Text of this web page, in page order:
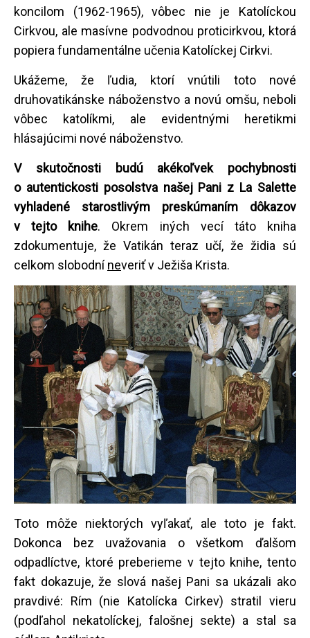
koncilom (1962-1965), vôbec nie je Katolíckou
Cirkvou, ale masívne podvodnou proticirkvou, ktorá
popiera fundamentálne učenia Katolíckej Cirkvi.
Ukážeme, že ľudia, ktorí vnútili toto nové
druhovatikánske náboženstvo a novú omšu, neboli
vôbec katolíkmi, ale evidentnými heretikmi
hlásajúcimi nové náboženstvo.
V skutočnosti budú akékoľvek pochybnosti
o autentickosti posolstva našej Pani z La Salette
vyhladené starostlivým preskúmaním dôkazov
v tejto knihe. Okrem iných vecí táto kniha
zdokumentuje, že Vatikán teraz učí, že židia sú
celkom slobodníneveriť v Ježiša Krista.
Toto môže niektorých vyľakať, ale toto je fakt.
Dokonca bez uvažovania o všetkom ďalšom
odpadlíctve, ktoré preberieme v tejto knihe, tento
fakt dokazuje, že slová našej Pani sa ukázali ako
pravdivé: Rím (nie Katolícka Cirkev) stratil vieru
(podľahol nekatolíckej, falošnej sekte) a stal sa